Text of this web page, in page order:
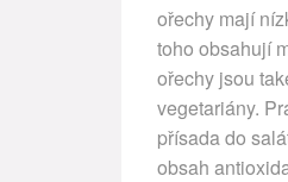
ořechy mají
toho obsahují
ořechy jsou
vegetariány.
přísada do
obsah